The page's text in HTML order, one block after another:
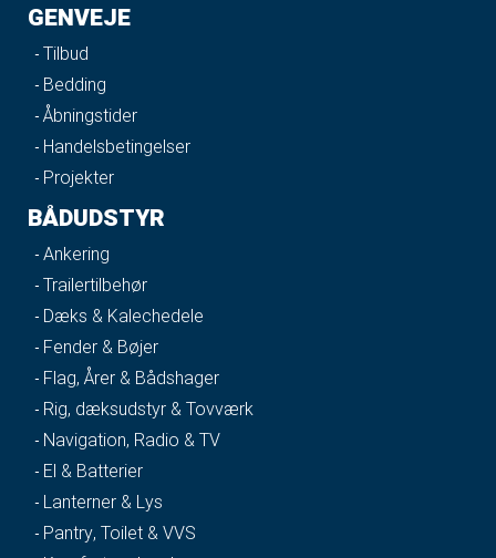
GENVEJE
Tilbud
Bedding
Åbningstider
Handelsbetingelser
Projekter
BÅDUDSTYR
Ankering
Trailertilbehør
Dæks & Kalechedele
Fender & Bøjer
Flag, Årer & Bådshager
Rig, dæksudstyr & Tovværk
Navigation, Radio & TV
El & Batterier
Lanterner & Lys
Pantry, Toilet & VVS